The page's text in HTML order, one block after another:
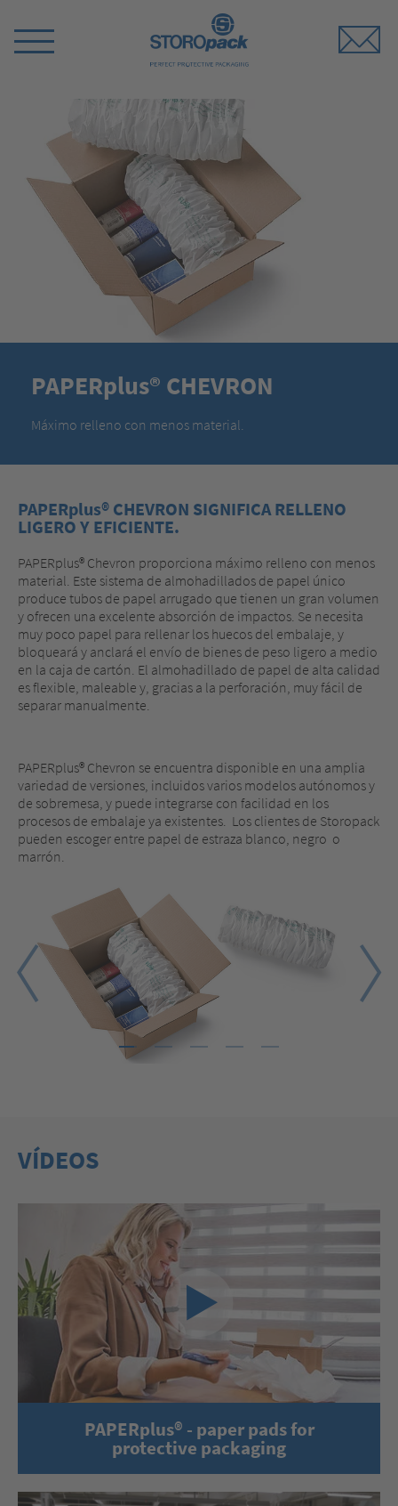
Switch
PAPERplus® CHEVRON
Máximo relleno con menos material.
PAPERplus® CHEVRON SIGNIFICA RELLENO
LIGERO Y EFICIENTE.
PAPERplus® Chevron proporciona máximo relleno con menos
material. Este sistema de almohadillados de papel único
produce tubos de papel arrugado que tienen un gran volumen
y ofrecen una excelente absorción de impactos. Se necesita
muy poco papel para rellenar los huecos del embalaje, y
bloqueará y anclará el envío de bienes de peso ligero a medio
en la caja de cartón. El almohadillado de papel de alta calidad
es flexible, maleable y, gracias a la perforación, muy fácil de
separar manualmente.
PAPERplus® Chevron se encuentra disponible en una amplia
variedad de versiones, incluidos varios modelos autónomos y
de sobremesa, y puede integrarse con facilidad en los
procesos de embalaje ya existentes. Los clientes de Storopack
pueden escoger entre papel de estraza blanco, negro o
marrón.
VÍDEOS
PAPERplus® - paper pads for
protective packaging